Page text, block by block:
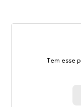
Tem esse